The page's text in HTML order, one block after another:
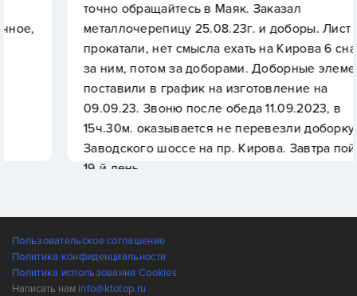
точно обращайтесь в Маяк. Заказал
металлочерепицу 25.08.23г. и доборы. Лист
прокатали, нет смысла ехать на Кирова 6 сначала
за ним, потом за доборами. Доборные элементы
поставили в график на изготовление на
09.09.23. Звоню после обеда 11.09.2023, в
15ч.30м. оказывается не перевезли доборку с
Заводского шоссе на пр. Кирова. Завтра пойдет
19-й день.
Пользовательское соглашение
Политика конфиденциальности
Политика использования Cookies
Написать нам info@ktotop.ru